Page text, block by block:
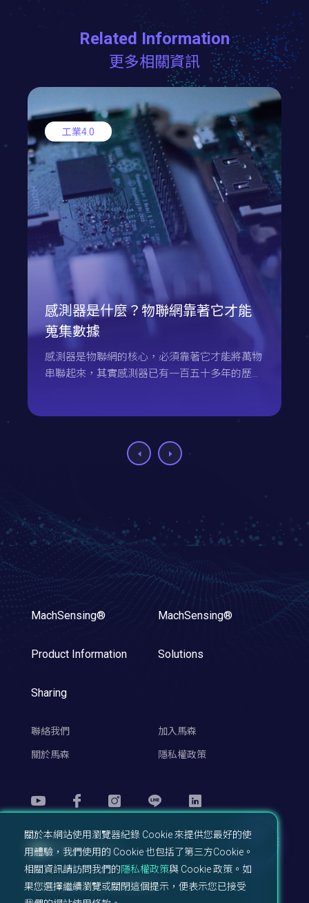
Related Information
更多相關資訊
工業4.0
感測器是什麼？物聯網靠著它才能
蒐集數據
感測器是物聯網的核心，必須靠著它才能將萬物
串聯起來，其實感測器已有一百五十多年的歷
MachSensing® MachSensing®
Product Information Solutions
Sharing
聯絡我們 加入馬森
關於馬森 隱私權政策
Machsync© All right reserved.
TOP
關於本網站使用瀏覽器紀錄 Cookie 來提供您最好的使
用體驗，我們使用的 Cookie 也包括了第三方Cookie。
相關資訊請訪問我們的隱私權政策與 Cookie 政策。如
果您選擇繼續瀏覽或關閉這個提示，便表示您已接受